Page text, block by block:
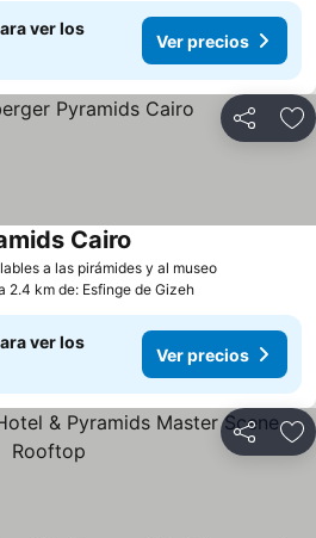
ver los
Ver precios
Compartir
a las pirámides y al museoVer
Cairo
2.4 km de: Esfinge de Gizeh
ver los
Ver precios
Compartir